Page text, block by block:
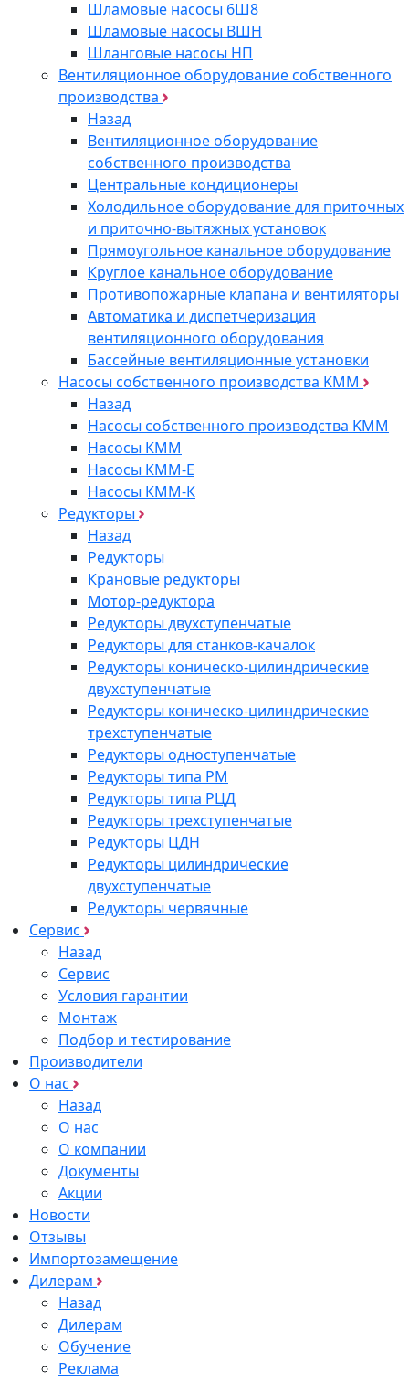
Шламовые насосы 6Ш8
Шламовые насосы ВШН
Шланговые насосы НП
Вентиляционное оборудование собственного
производства
Назад
Вентиляционное оборудование
собственного производства
Центральные кондиционеры
Холодильное оборудование для приточных
и приточно-вытяжных установок
Прямоугольное канальное оборудование
Круглое канальное оборудование
Противопожарные клапана и вентиляторы
Автоматика и диспетчеризация
вентиляционного оборудования
Бассейные вентиляционные установки
Насосы собственного производства KMM
Назад
Насосы собственного производства KMM
Насосы КММ
Насосы КММ-Е
Насосы КММ-К
Редукторы
Назад
Редукторы
Крановые редукторы
Мотор-редуктора
Редукторы двухступенчатые
Редукторы для станков-качалок
Редукторы коническо-цилиндрические
двухступенчатые
Редукторы коническо-цилиндрические
трехступенчатые
Редукторы одноступенчатые
Редукторы типа РМ
Редукторы типа РЦД
Редукторы трехступенчатые
Редукторы ЦДН
Редукторы цилиндрические
двухступенчатые
Редукторы червячные
Сервис
Назад
Сервис
Условия гарантии
Монтаж
Подбор и тестирование
Производители
О нас
Назад
О нас
О компании
Документы
Акции
Новости
Отзывы
Импортозамещение
Дилерам
Назад
Дилерам
Обучение
Реклама